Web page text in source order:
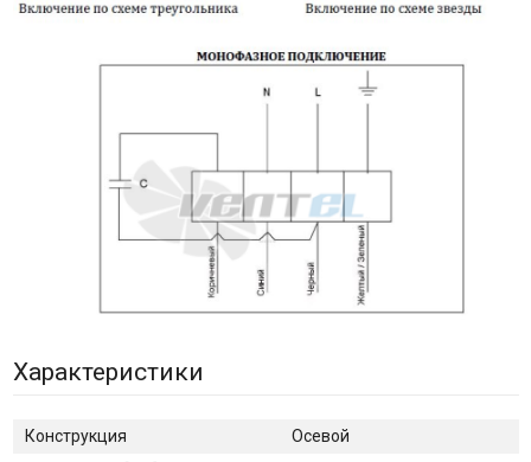
Характеристики
Конструкция
Осевой